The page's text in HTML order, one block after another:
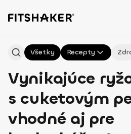
Všetky Recepty
Vynikajúce
s cuketovým
vhodné aj pre